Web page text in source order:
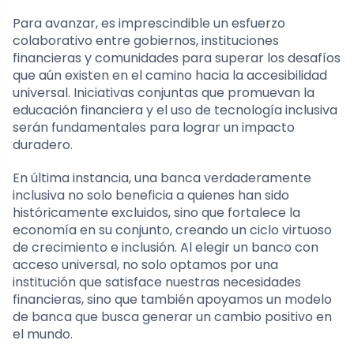
Para avanzar, es imprescindible un esfuerzo
colaborativo entre gobiernos, instituciones
financieras y comunidades para superar los desafíos
que aún existen en el camino hacia la accesibilidad
universal. Iniciativas conjuntas que promuevan la
educación financiera y el uso de tecnología inclusiva
serán fundamentales para lograr un impacto
duradero.
En última instancia, una banca verdaderamente
inclusiva no solo beneficia a quienes han sido
históricamente excluidos, sino que fortalece la
economía en su conjunto, creando un ciclo virtuoso
de crecimiento e inclusión. Al elegir un banco con
acceso universal, no solo optamos por una
institución que satisface nuestras necesidades
financieras, sino que también apoyamos un modelo
de banca que busca generar un cambio positivo en
el mundo.